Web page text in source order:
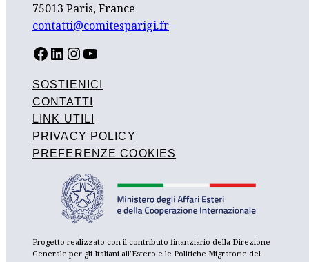
75013 Paris, France
contatti@comitesparigi.fr
FACEBOOK LINKEDIN INSTAGRAM YOUTUBE
SOSTIENICI
CONTATTI
LINK UTILI
PRIVACY POLICY
PREFERENZE COOKIES
Progetto realizzato con il contributo finanziario della Direzione
Generale per gli Italiani all’Estero e le Politiche Migratorie del